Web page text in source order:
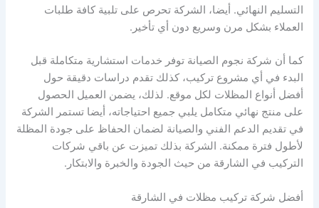
التسليم النهائي. أيضا، الشركة تحرص على تلبية كافة طلبات
العملاء بشكل مرن وسريع دون أي تأخير.
كما أن شركة نجوم الصيانة توفر خدمات استشارية متكاملة قبل
البدء في أي مشروع تركيب، كذلك تقدم دراسات دقيقة حول
أفضل أنواع المظلات لكل موقع. لذلك، يضمن العميل الحصول
على منتج نهائي متكامل يلبي جميع احتياجاته، أيضا تستمر الشركة
في تقديم الدعم الفني والصيانة لضمان الحفاظ على جودة المظلة
لأطول فترة ممكنة. الشركة بذلك تميزت عن باقي شركات
التركيب في الشارقة من حيث الجودة والخبرة والابتكار.
أفضل شركة تركيب مظلات في الشارقة